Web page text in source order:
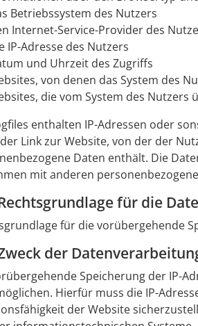
Betriebssystem des Nutzers
Internet-Service-Provider des
IP-Adresse des Nutzers
und Uhrzeit des Zugriffs
von denen das System des
die vom System des
enthalten IP-Adressen oder
Link zur Website, von der der
Daten enthält. Die
mit anderen
für die
für die vorübergehende
der
Speicherung der IP-
Hierfür muss die IP-
der Website